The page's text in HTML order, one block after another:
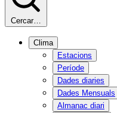
Cercar…
Clima
Estacions
Període
Dades diaries
Dades Mensuals
Almanac diari